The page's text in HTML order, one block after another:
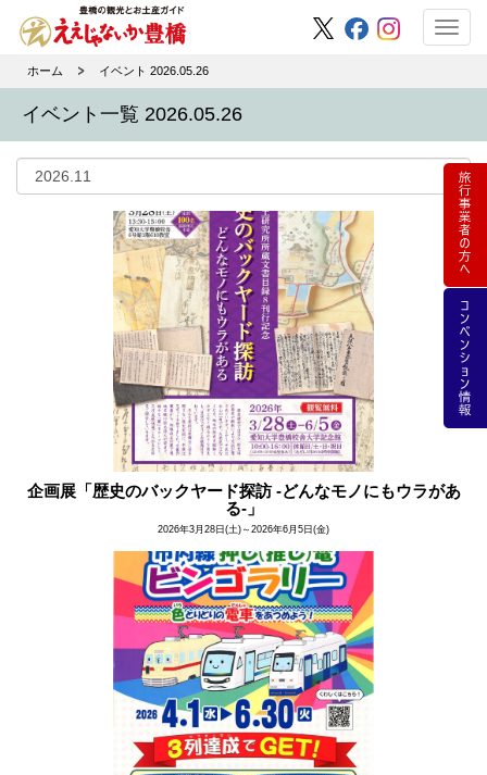
ホーム イベント 2026.05.26
イベント一覧 2026.05.26
企画展「歴史のバックヤード探訪 -どんなモノにもウラがあ
る-」
2026年3月28日(土)～2026年6月5日(金)